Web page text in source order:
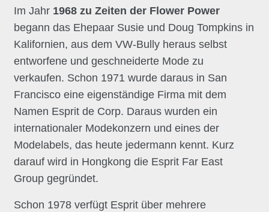
Im Jahr 1968 zu Zeiten der Flower Power
begann das Ehepaar Susie und Doug Tompkins in
Kalifornien, aus dem VW-Bully heraus selbst
entworfene und geschneiderte Mode zu
verkaufen. Schon 1971 wurde daraus in San
Francisco eine eigenständige Firma mit dem
Namen Esprit de Corp. Daraus wurden ein
internationaler Modekonzern und eines der
Modelabels, das heute jedermann kennt. Kurz
darauf wird in Hongkong die Esprit Far East
Group gegründet.
Schon 1978 verfügt Esprit über mehrere